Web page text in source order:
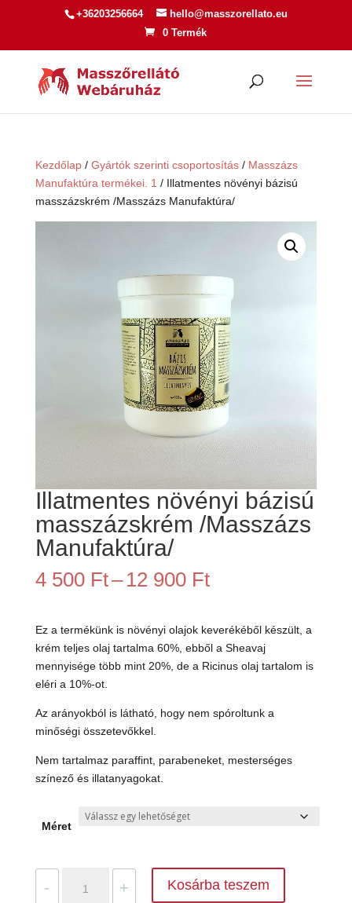
+36203256664
hello@masszorellato.eu
0 Termék
Kezdőlap/ Gyártók szerinti csoportosítás/ Masszázs
Manufaktúra termékei. 1 / Illatmentes növényi bázisú
masszázskrém /Masszázs Manufaktúra/
Illatmentes növényi bázisú
masszázskrém /Masszázs
Manufaktúra/
4 500 Ft– 12 900 FtÁrtartomány:
-
12
900 Ft
Ez a termékünk is növényi olajok keverékéből készült, a
krém teljes olaj tartalma 60%, ebből a Sheavaj
mennyisége több mint 20%, de a Ricinus olaj tartalom is
eléri a 10%-ot.
Az arányokból is látható, hogy nem spóroltunk a
minőségi összetevőkkel.
Nem tartalmaz paraffint, parabeneket, mesterséges
színező és illatanyagokat.
Méret
-
növényi
+ Kosárba teszem